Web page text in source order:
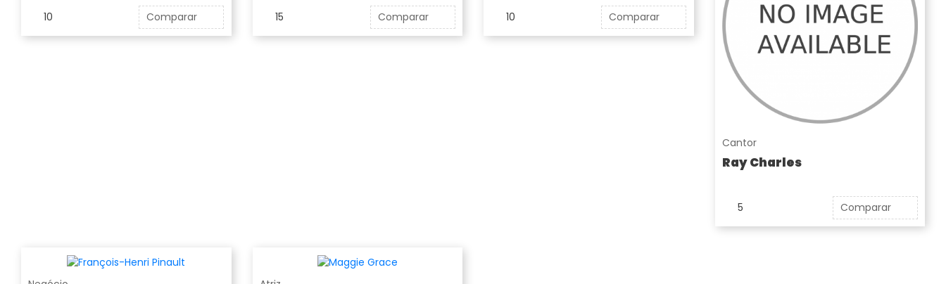
10 Comparar 15 Comparar 10 Comparar
Cantor
Ray Charles
5 Comparar